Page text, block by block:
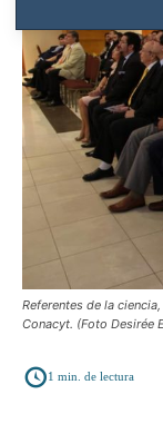
Referentes de la
Conacyt. (Foto Desirée
1 min. de lectura